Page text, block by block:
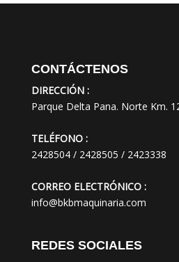
CONTÁCTENOS
DIRECCIÓN :
Parque Delta Pana. Norte Km.
TELÉFONO :
2428504 / 2428505 / 2423338
CORREO ELECTRÓNICO :
info@bkbmaquinaria.com
REDES SOCIALES